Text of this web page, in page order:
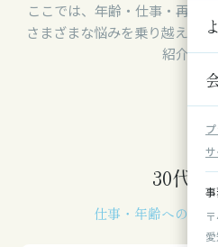
ここでは、年齢・仕事・再婚
さまざまな悩みを乗り越えた
紹介し
30代・
仕事・年齢への焦り